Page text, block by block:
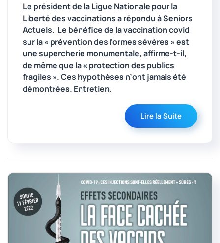
Le président de la Ligue Nationale pour la
Liberté des vaccinations a répondu à Seniors
Actuels. Le bénéfice de la vaccination covid
sur la « prévention des formes sévères » est
une supercherie monumentale, affirme-t-il,
de mêmeque la « protection des publics
fragiles ». Ces hypothèses n’ont jamais été
démontrées. Entretien.
Lire la Suite